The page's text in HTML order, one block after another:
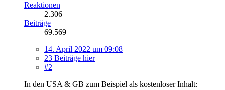
Reaktionen
2.306
Beiträge
69.569
14. April 2022 um 09:08
23 Beiträge hier
#2
In den USA & GB zum Beispiel als kostenloser Inhalt: